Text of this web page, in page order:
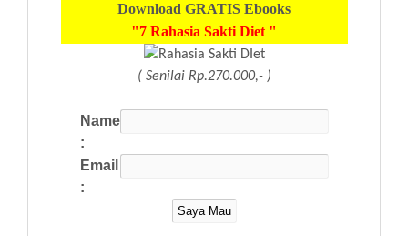
Download GRATIS Ebooks
"7 Rahasia Sakti Diet "
( Senilai Rp.270.000,- )
Name
:
Email
: